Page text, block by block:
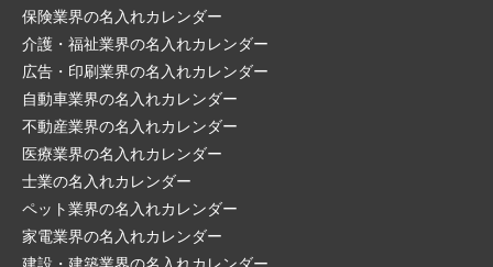
保険業界の名入れカレンダー
介護・福祉業界の名入れカレンダー
広告・印刷業界の名入れカレンダー
自動車業界の名入れカレンダー
不動産業界の名入れカレンダー
医療業界の名入れカレンダー
士業の名入れカレンダー
ペット業界の名入れカレンダー
家電業界の名入れカレンダー